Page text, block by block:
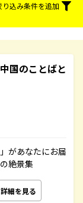
り込み条件を追加
国のことばと
があなたにお届
絶景集
詳細を見る